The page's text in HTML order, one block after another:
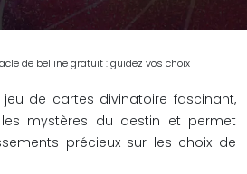
de belline gratuit : guidez vos choix
jeu de cartes divinatoire fascinant,
mystères du destin et permet
précieux sur les choix de